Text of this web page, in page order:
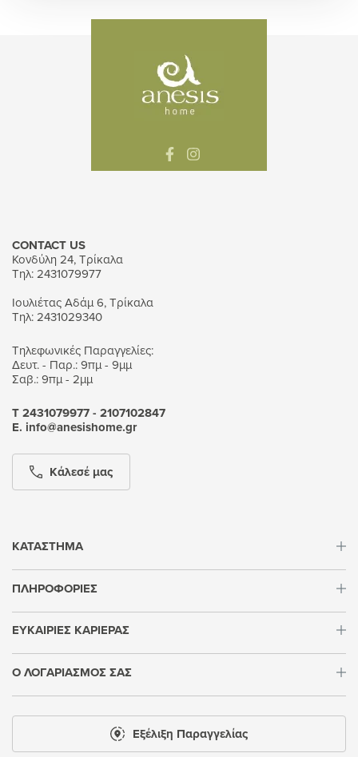
CONTACT US
Κονδύλη 24, Τρίκαλα
Τηλ: 2431079977
Ιουλιέτας Αδάμ 6, Τρίκαλα
Τηλ: 2431029340
Τηλεφωνικές Παραγγελίες:
Δευτ. - Παρ.: 9πμ - 9μμ
Σαβ.: 9πμ - 2μμ
Τ 2431079977 - 2107102847
Ε. info@anesishome.gr
Κάλεσέ μας
ΚΑΤΑΣΤΗΜΑ
ΠΛΗΡΟΦΟΡΙΕΣ
ΕΥΚΑΙΡΙΕΣ ΚΑΡΙΕΡΑΣ
Ο ΛΟΓΑΡΙΑΣΜΟΣ ΣΑΣ
Εξέλιξη Παραγγελίας